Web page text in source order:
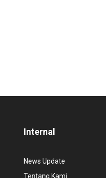
Internal
News Update
Tentang Kami